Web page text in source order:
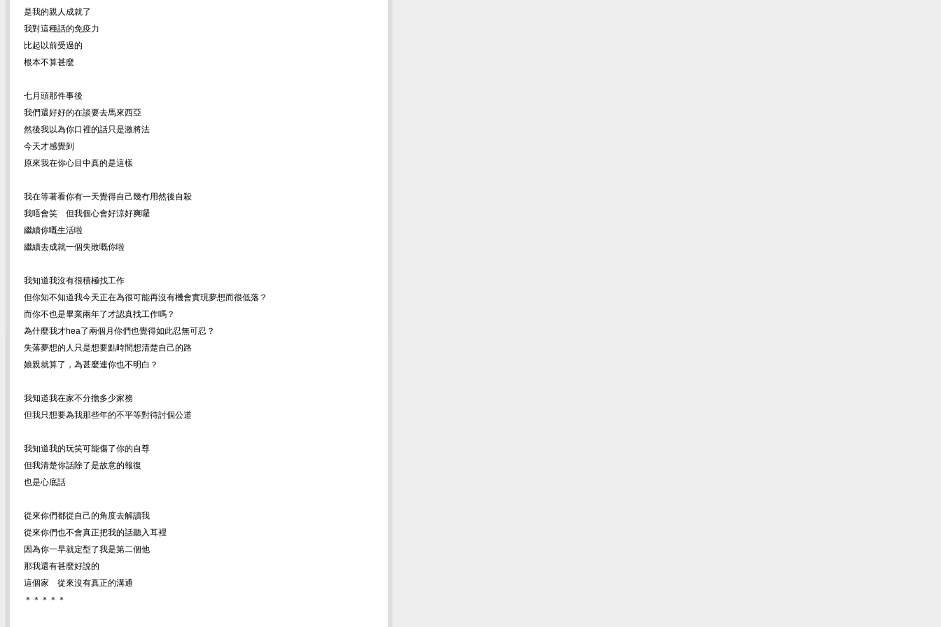
是我的親人成就了
我對這種話的免疫力
比起以前受過的
根本不算甚麼
七月頭那件事後
我們還好好的在談要去馬來西亞
然後我以為你口裡的話只是激將法
今天才感覺到
原來我在你心目中真的是這樣
我在等著看你有一天覺得自己幾冇用然後自殺
我唔會笑 但我個心會好涼好爽囉
繼續你嘅生活啦
繼續去成就一個失敗嘅你啦
我知道我沒有很積極找工作
但你知不知道我今天正在為很可能再沒有機會實現夢想而很低落？
而你不也是畢業兩年了才認真找工作嗎？
為什麼我才hea了兩個月你們也覺得如此忍無可忍？
失落夢想的人只是想要點時間想清楚自己的路
娘親就算了，為甚麼連你也不明白？
我知道我在家不分擔多少家務
但我只想要為我那些年的不平等對待討個公道
我知道我的玩笑可能傷了你的自尊
但我清楚你話除了是故意的報復
也是心底話
從來你們都從自己的角度去解讀我
從來你們也不會真正把我的話聽入耳裡
因為你一早就定型了我是第二個他
那我還有甚麼好說的
這個家 從來沒有真正的溝通
＊＊＊＊＊